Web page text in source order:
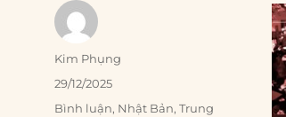
Author
Kim Phụng
Posted
on
29/12/2025
Categories
Bình luận, Nhật Bản,Trung